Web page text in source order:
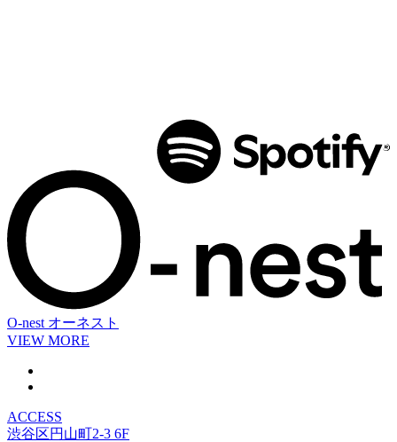
O-nest オーネスト
VIEW MORE
ACCESS
渋谷区円山町2-3 6F